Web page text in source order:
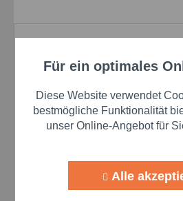
Vorteile und Nutzen
Oberflächenbenetzung
und Bildung extrem dünner
Vielseitiger Einsatz zum
Für ein optimales
Diese Website verwendet
bestmögliche Funktionalität
unser Online-Angebot für
Alle